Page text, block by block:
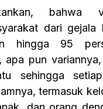
bahwa
dari gejala
hingga 95
apa pun
sehingga
termasuk